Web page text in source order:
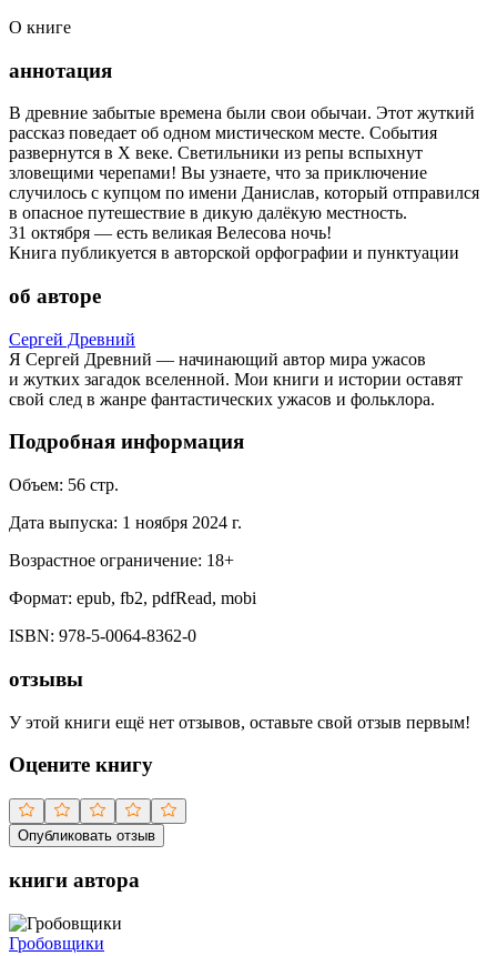
О книге
аннотация
В древние забытые времена были свои обычаи. Этот жуткий
рассказ поведает об одном мистическом месте. События
развернутся в X веке. Светильники из репы вспыхнут
зловещими черепами! Вы узнаете, что за приключение
случилось с купцом по имени Данислав, который отправился
в опасное путешествие в дикую далёкую местность.
31 октября — есть великая Велесова ночь!
Книга публикуется в авторской орфографии и пунктуации
об авторе
Сергей Древний
Я Сергей Древний — начинающий автор мира ужасов
и жутких загадок вселенной. Мои книги и истории оставят
свой след в жанре фантастических ужасов и фольклора.
Подробная информация
Объем: 56 стр.
Дата выпуска: 1 ноября 2024 г.
Возрастное ограничение: 18+
Формат: epub, fb2, pdfRead, mobi
ISBN: 978-5-0064-8362-0
отзывы
У этой книги ещё нет отзывов, оставьте свой отзыв первым!
Оцените книгу
Опубликовать отзыв
книги автора
Гробовщики